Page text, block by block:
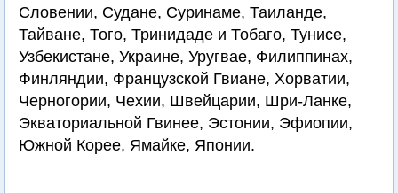
Словении, Судане, Суринаме, Таиланде,
Тайване, Того, Тринидаде и Тобаго, Тунисе,
Узбекистане, Украине, Уругвае, Филиппинах,
Финляндии, Французской Гвиане, Хорватии,
Черногории, Чехии, Швейцарии, Шри-Ланке,
Экваториальной Гвинее, Эстонии, Эфиопии,
Южной Корее, Ямайке, Японии.